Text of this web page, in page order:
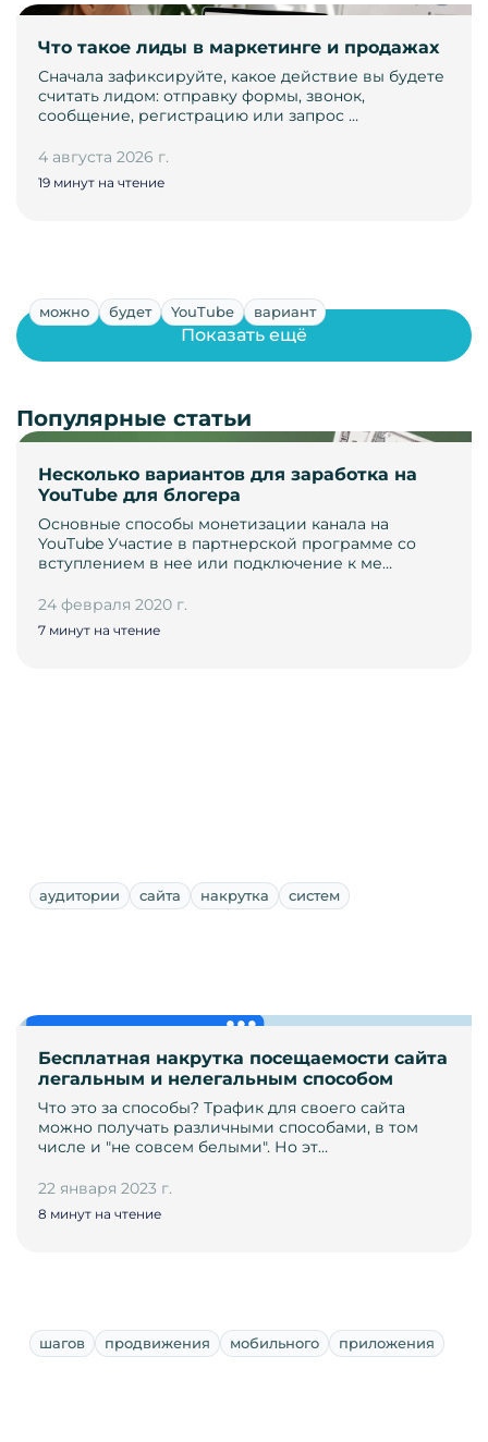
Что такое лиды в маркетинге и продажах
Сначала зафиксируйте, какое действие вы будете
считать лидом: отправку формы, звонок,
сообщение, регистрацию или запрос …
4 августа 2026 г.
19 минут на чтение
можно будет YouTube вариант
Несколько вариантов для заработка на
YouTube для блогера
Основные способы монетизации канала на
YouTube Участие в партнерской программе со
вступлением в нее или подключение к ме…
24 февраля 2020 г.
7 минут на чтение
Показать ещё
Популярные статьи
аудитории сайта накрутка систем
Бесплатная накрутка посещаемости сайта
легальным и нелегальным способом
Что это за способы? Трафик для своего сайта
можно получать различными способами, в том
числе и "не совсем белыми". Но эт…
22 января 2023 г.
8 минут на чтение
шагов продвижения мобильного приложения